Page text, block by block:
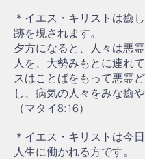
＊イエス・キリストは癒
跡を現されます。
夕方になると、人々は悪
人を、大勢みもとに連れ
スはことばをもって悪霊
し、病気の人々をみな癒や
（マタイ8:16）
＊イエス・キリストは今
人生に働かれる方です。